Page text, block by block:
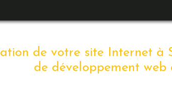
de votre site Internet à
de développement web